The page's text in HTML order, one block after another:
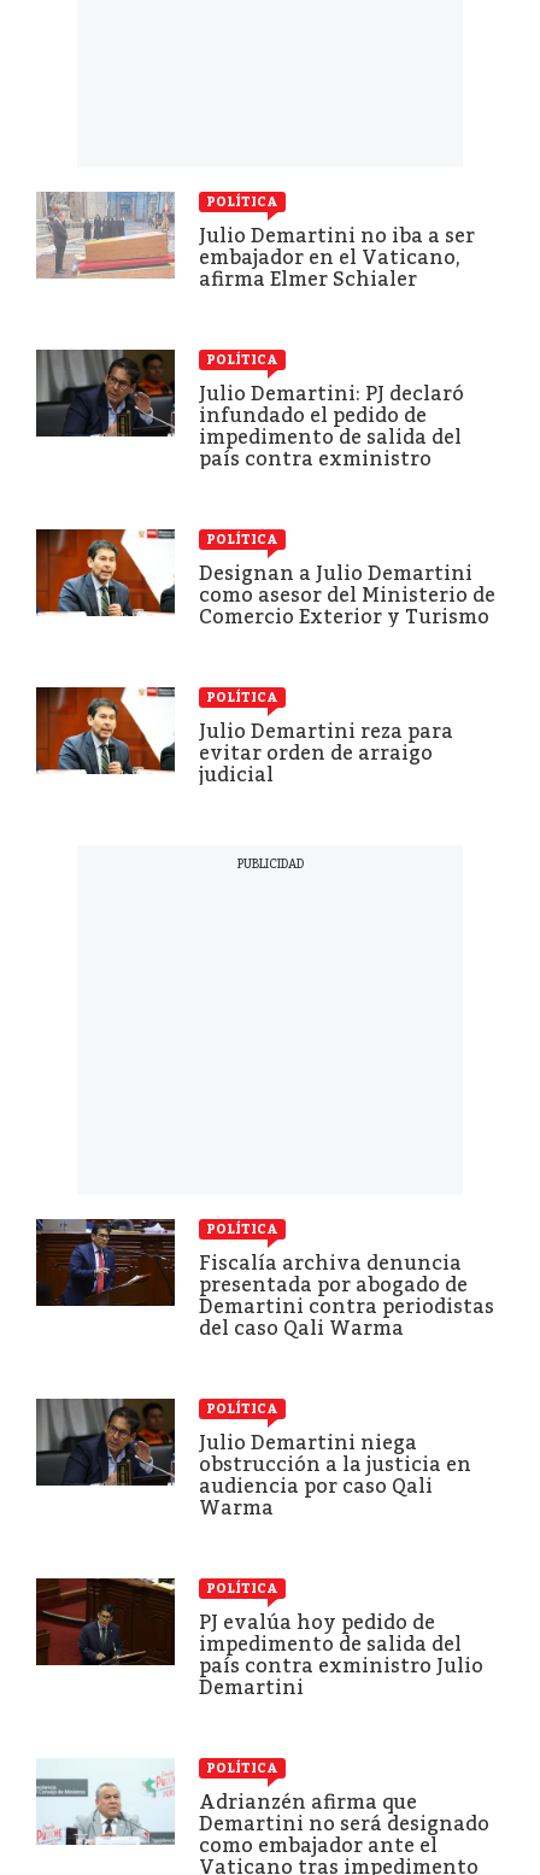
POLÍTICA
Julio Demartini no iba a ser
embajador en el Vaticano,
afirma Elmer Schialer
POLÍTICA
Julio Demartini: PJ declaró
infundado el pedido de
impedimento de salida del
país contra exministro
POLÍTICA
Designan a Julio Demartini
como asesor del Ministerio de
Comercio Exterior y Turismo
POLÍTICA
Julio Demartini reza para
evitar orden de arraigo
judicial
POLÍTICA
Fiscalía archiva denuncia
presentada por abogado de
Demartini contra periodistas
del caso Qali Warma
POLÍTICA
Julio Demartini niega
obstrucción a la justicia en
audiencia por caso Qali
Warma
POLÍTICA
PJ evalúa hoy pedido de
impedimento de salida del
país contra exministro Julio
Demartini
POLÍTICA
Adrianzén afirma que
Demartini no será designado
como embajador ante el
Vaticano tras impedimento